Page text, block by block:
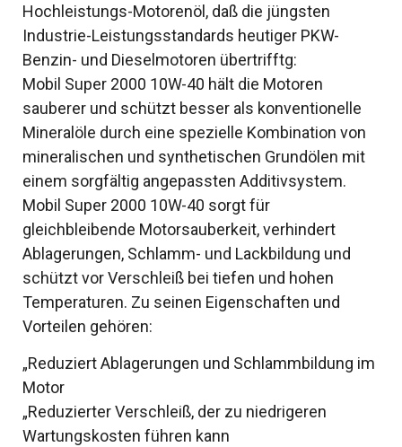
Hochleistungs-Motorenöl, daß die jüngsten
Industrie-Leistungsstandards heutiger PKW-
Benzin- und Dieselmotoren übertrifftg:
Mobil Super 2000 10W-40 hält die Motoren
sauberer und schützt besser als konventionelle
Mineralöle durch eine spezielle Kombination von
mineralischen und synthetischen Grundölen mit
einem sorgfältig angepassten Additivsystem.
Mobil Super 2000 10W-40 sorgt für
gleichbleibende Motorsauberkeit, verhindert
Ablagerungen, Schlamm- und Lackbildung und
schützt vor Verschleiß bei tiefen und hohen
Temperaturen. Zu seinen Eigenschaften und
Vorteilen gehören:
„Reduziert Ablagerungen und Schlammbildung im
Motor
„Reduzierter Verschleiß, der zu niedrigeren
Wartungskosten führen kann